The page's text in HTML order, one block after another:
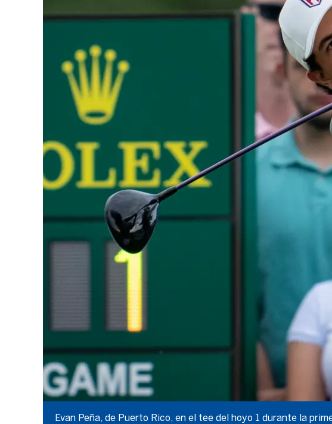
Evan Peña, de Puerto Rico, en el tee del hoyo 1 durante la